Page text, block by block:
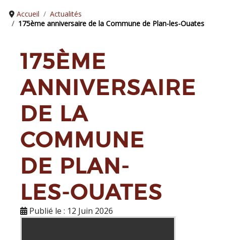
Accueil
Actualités
175ème anniversaire de la Commune de Plan-les-Ouates
175ÈME
ANNIVERSAIRE
DE LA
COMMUNE
DE PLAN-
LES-OUATES
Publié le : 12 Juin 2026